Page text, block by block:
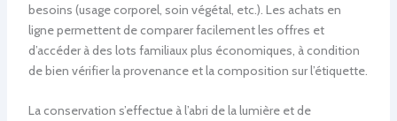
besoins (usage corporel, soin végétal, etc.). Les achats en
ligne permettent de comparer facilement les offres et
d’accéder à des lots familiaux plus économiques, à condition
de bien vérifier la provenance et la composition sur l’étiquette.
La conservation s’effectue à l’abri de la lumière et de